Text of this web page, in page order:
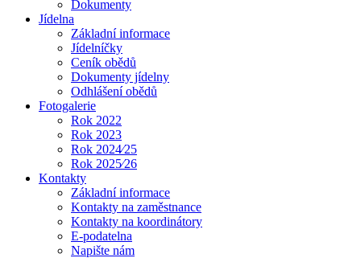
Dokumenty
Jídelna
Základní informace
Jídelníčky
Ceník obědů
Dokumenty jídelny
Odhlášení obědů
Fotogalerie
Rok 2022
Rok 2023
Rok 2024⁄25
Rok 2025⁄26
Kontakty
Základní informace
Kontakty na zaměstnance
Kontakty na koordinátory
E-podatelna
Napište nám